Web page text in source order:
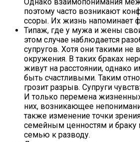
поэтому часто возникают
ссоры. Их жизнь напоминает
Типаж, где у мужа и жены
этом случае наблюдается
супругов. Хотя они такими не
окружения. В таких браках
живут на расстоянии, однако
быть счастливыми. Таким
грозит разрыв. Супруги
И только перемена
них, возникающее
также изменение точки
семейным ценностям и браку
семью к разводу.